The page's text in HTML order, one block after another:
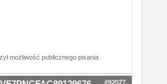
możliwość publicznego pisania
#92077